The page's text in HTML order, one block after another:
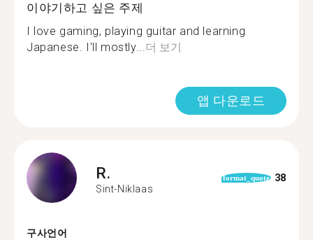
이야기하고 싶은 주제
I love gaming, playing guitar and learning
Japanese. I'll mostly...더 보기
앱 다운로드
R.
Sint-Niklaas
format_quote 38
구사언어